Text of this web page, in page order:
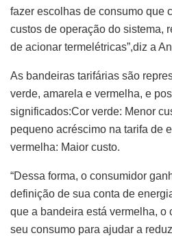
fazer escolhas de consumo que
custos de operação do sistema,
de acionar termelétricas”,diz a
As bandeiras tarifárias são
verde, amarela e vermelha, e
significados:Cor verde: Menor
pequeno acréscimo na tarifa de
vermelha: Maior custo.
“Dessa forma, o consumidor
definição de sua conta de
que a bandeira está vermelha, o
seu consumo para ajudar a